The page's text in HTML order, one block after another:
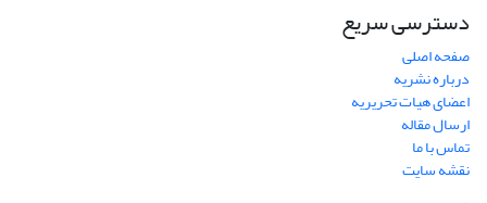
دسترسی سریع
صفحه اصلی
درباره نشریه
اعضای هیات تحریریه
ارسال مقاله
تماس با ما
نقشه سایت